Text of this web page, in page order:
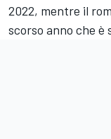
2022, mentre il
scorso anno che